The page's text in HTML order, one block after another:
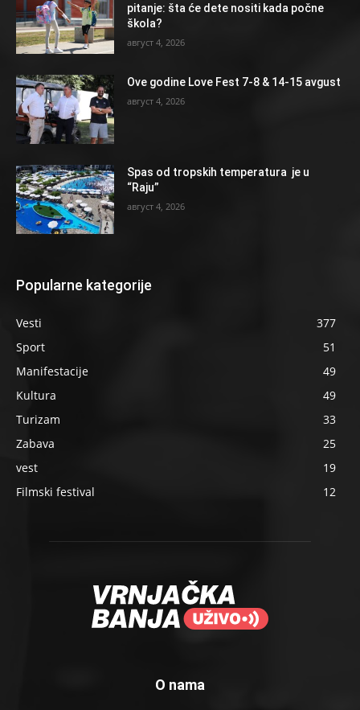
pitanje: šta će dete nositi kada počne
škola?
август 4, 2026
Ove godine Love Fest 7-8 & 14-15 avgust
август 4, 2026
Spas od tropskih temperatura je u
“Raju”
август 4, 2026
Popularne kategorije
Vesti
377
Sport
51
Manifestacije
49
Kultura
49
Turizam
33
Zabava
25
vest
19
Filmski festival
12
O nama